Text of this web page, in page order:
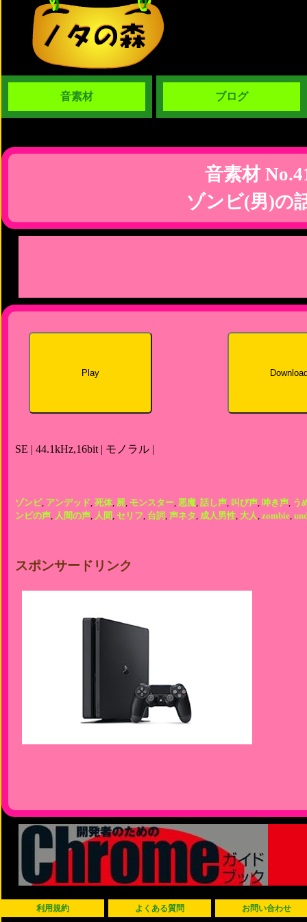
音素材 ブログ
音素材
ゾンビ(男)の
Play
SE | 44.1kHz,16bit | モノラル |
ゾンビ, アンデッド, 死体, 屍, モンスター, 悪魔, 話し声, 叫び声, 呻き声, う
ンビの声, 人間の声, 人間, セリフ, 台詞, 声ネタ, 成人男性, 大人, zombie,
スポンサードリンク
利用規約 よくある質問 お問い合わせ